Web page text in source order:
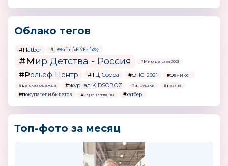
Облако тегов
#Hatber #Џ®ЄгЇ вҐ«Ё ЎЁ«Ґв®ў
#Мир Детства - Россия #Мир детства 2021
#Рельеф-Центр #ТЦ Сфера #ФНС_2021 #Феникс+
#детская одежда #журнал KIDSOBOZ #игрушки #пазлы
#покупатели билетов #скрепкаэкспо #хатбер
Топ-фото за месяц